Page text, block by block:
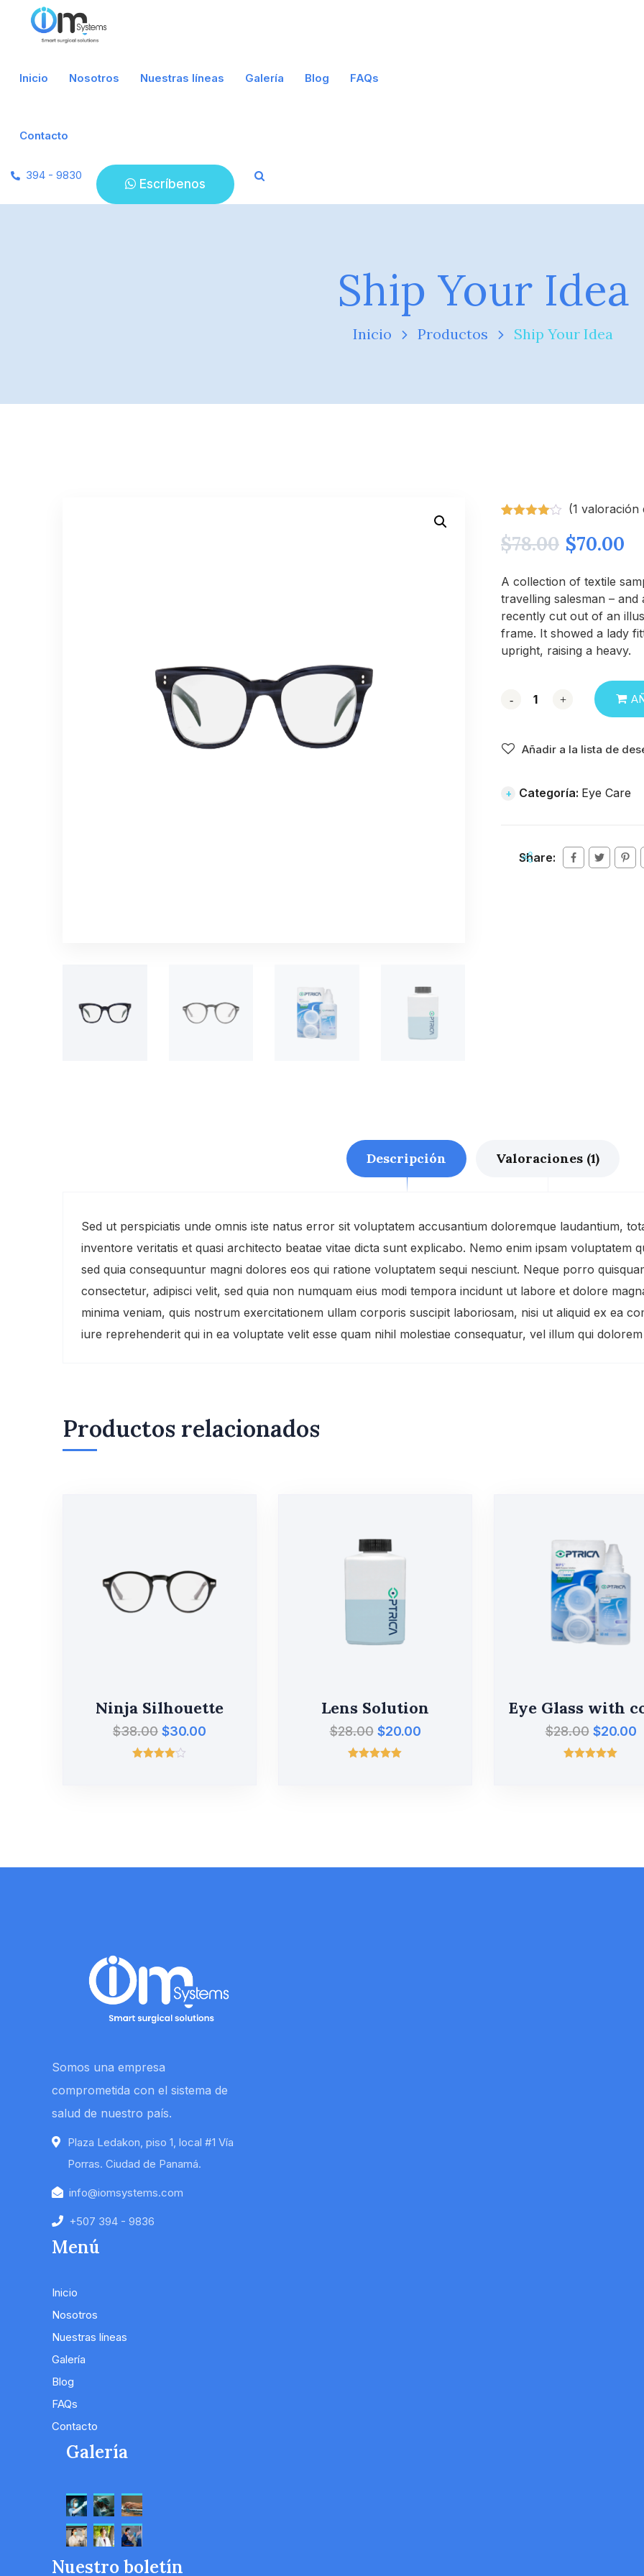
Inicio Nosotros Nuestras líneas Galería Blog FAQs
Contacto
394 - 9830
Escríbenos
Ship Your Idea
Inicio Productos Ship Your Idea
con4.00
de 5 en
de un
cliente
(1 valoración
$78.00 $70.00
A collection of textile
travelling salesman –
recently cut out of an
frame. It showed a lady
upright, raising a heavy.
- +
- +
Añadir a la lista de
Categoría: Eye Care
Share:
Descripción Valoraciones (1)
Sed ut perspiciatis unde omnis iste natus error sit voluptatem accusantium doloremque laudantium,
inventore veritatis et quasi architecto beatae vitae dicta sunt explicabo. Nemo enim ipsam voluptatem
sed quia consequuntur magni dolores eos qui ratione voluptatem sequi nesciunt. Neque porro
consectetur, adipisci velit, sed quia non numquam eius modi tempora incidunt ut labore et dolore
minima veniam, quis nostrum exercitationem ullam corporis suscipit laboriosam, nisi ut aliquid ex ea
iure reprehenderit qui in ea voluptate velit esse quam nihil molestiae consequatur, vel illum qui
Productos relacionados
Ninja Silhouette
$38.00 $30.00
Lens Solution
$28.00 $20.00
Eye Glass with
$28.00 $20.00
Somos una empresa
comprometida con el sistema de
salud de nuestro país.
Plaza Ledakon, piso 1, local #1 Vía
Porras. Ciudad de Panamá.
info@iomsystems.com
+507 394 - 9836
Menú
Inicio
Nosotros
Nuestras líneas
Galería
Blog
FAQs
Contacto
Galería
Nuestro boletín